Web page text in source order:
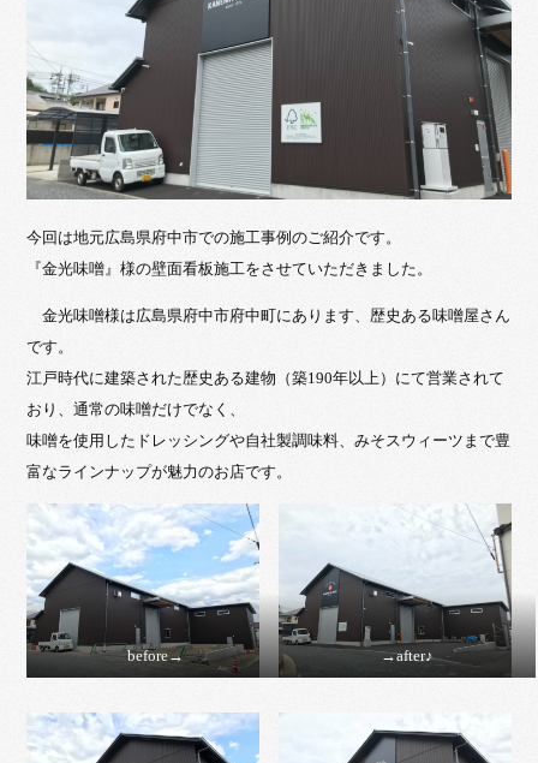
今回は地元広島県府中市での施工事例のご紹介です。
『金光味噌』様の壁面看板施工をさせていただきました。
金光味噌様は広島県府中市府中町にあります、歴史ある味噌屋さん
です。
江戸時代に建築された歴史ある建物（築190年以上）にて営業されて
おり、通常の味噌だけでなく、
味噌を使用したドレッシングや自社製調味料、みそスウィーツまで豊
富なラインナップが魅力のお店です。
before→ →after♪